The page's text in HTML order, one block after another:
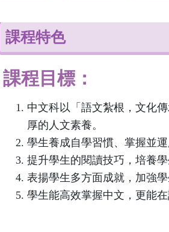
課程特色
課程目標：
中文科以「語文紮根，文化
厚的人文素養。
學生養成自學習慣、掌握並運
提升學生的閱讀技巧，培養
表揚學生多方面成就，加強
學生能高效掌握中文，更能